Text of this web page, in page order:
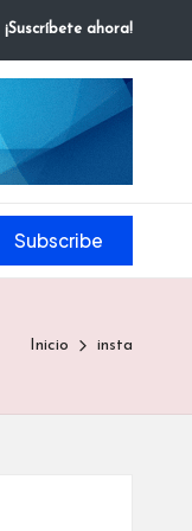
¡Suscríbete ahora!
Subscribe
Inicio insta